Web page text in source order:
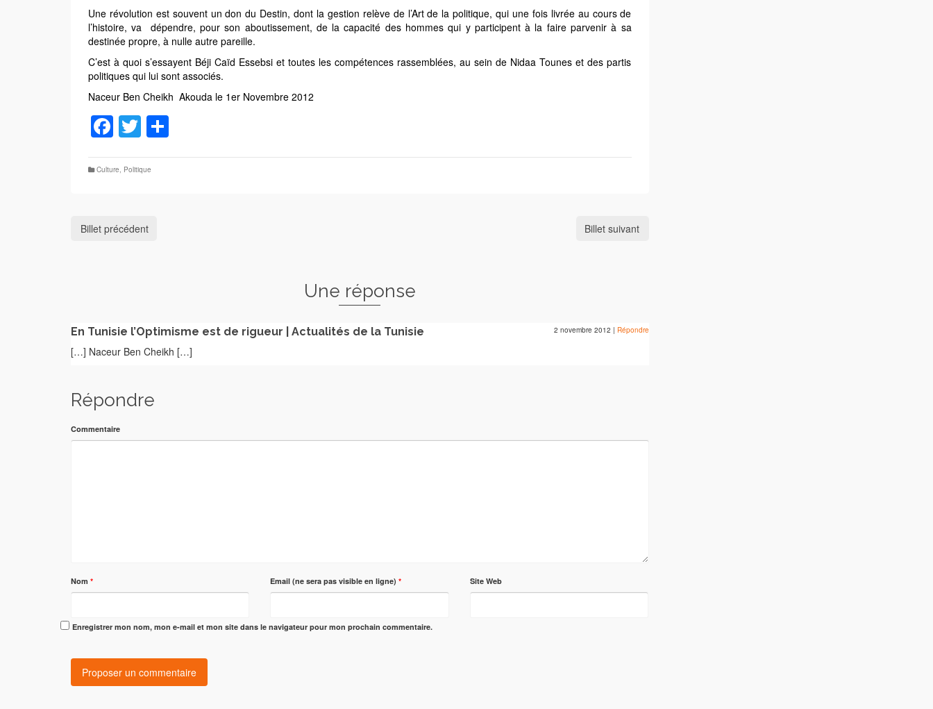
Une révolution est souvent un don du Destin, dont la gestion relève de l’Art de la politique, qui une fois livrée au cours de
l’histoire, va dépendre, pour son aboutissement, de la capacité des hommes qui y participent à la faire parvenir à sa
destinée propre, à nulle autre pareille.
C’est à quoi s’essayent Béji Caïd Essebsi et toutes les compétences rassemblées, au sein de Nidaa Tounes et des partis
politiques qui lui sont associés.
Naceur Ben Cheikh Akouda le 1er Novembre 2012
Facebook
Twitter
Culture, Politique
Billet précédent Billet suivant
Une réponse
En Tunisie l’Optimisme est de rigueur | Actualités de la Tunisie 2 novembre 2012 | Répondre
[…] Naceur Ben Cheikh […]
Répondre
Commentaire
Nom * Email (ne sera pas visible en ligne)* Site Web
Enregistrer mon nom, mon e-mail et mon site dans le navigateur pour mon prochain commentaire.